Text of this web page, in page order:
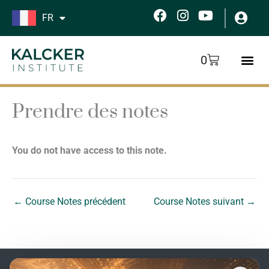
Aller
FR
F
c
o
k
I
s
g
Y
u
t
u
b
0
Panier
Prendre des notes
You do not have access to this note.
← Course Notes précédent Course Notes suivant →